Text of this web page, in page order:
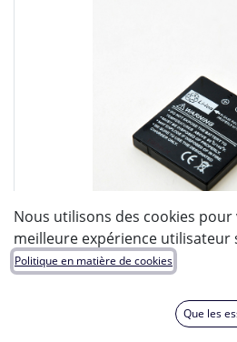
Nous utilisons des cookies
meilleure expérience utilisateur
Politique en matière de cookies
Que les